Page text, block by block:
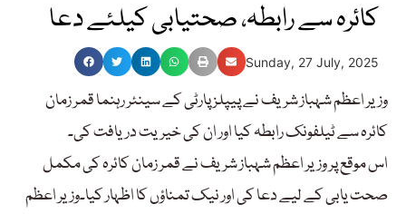
کائرہ سے رابطہ، صحتیابی کیلئے دعا
Sunday, 27 July, 2025
وزیر اعظم شہباز شریف نے پیپلز پارٹی کے سینئر رہنما قمر زمان
کائرہ سے ٹیلفونک رابطہ کیا اور ان کی خیریت دریافت کی۔
اس موقع پر وزیر اعظم شہباز شریف نے قمر زمان کائرہ کی مکمل
صحت یابی کے لیے دعا کی اور نیک تمناؤں کا اظہار کیا۔وزیر اعظم